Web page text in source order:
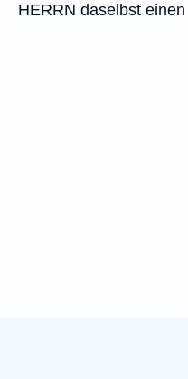
HERRN daselbst einen